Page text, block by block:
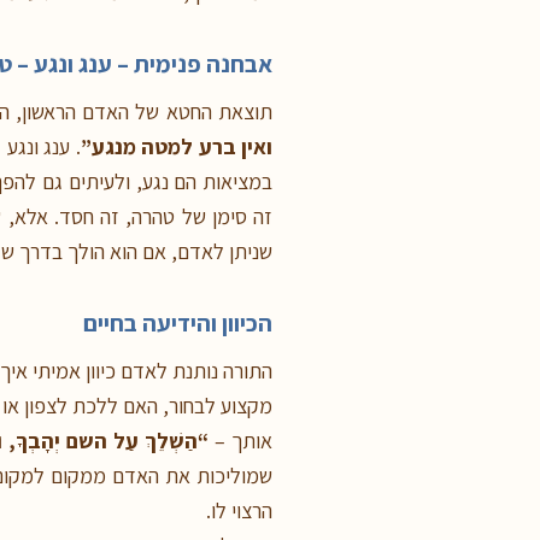
אבחנה פנימית – ענג ונגע –
תוצאת החטא של האדם הראשון,
ואין ברע למטה מנגע”. ענג
במציאות הם נגע, ולעיתים גם
זה סימן של טהרה, זה חסד. אלא,
שניתן לאדם, אם הוא הולך בדרך
הכיוון והידיעה בחיים
התורה נותנת לאדם כיוון אמיתי
מקצוע לבחור, האם ללכת לצפון
אותך – “הַשְׁלֵךְ עַל השם יְהָבְךָ,
שמוליכות את האדם ממקום
הרצוי לו.